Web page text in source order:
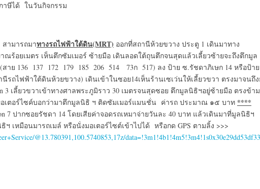
าษีได้ ในวันกิจกรรม
ามารถมาทางรถไฟฟ้าใต้ดิน(MRT) ออกที่สถานีห้วยขวาง ประตู 1 เดินมาทาง
ณร้อยเมตร เห็นตึกซัมเมอร์ ซ้ายมือ เดินลอดใต้ถุนตึกจนสุดแล้วเลี้ยวซ้ายจะถึงตึกมูล
(สาย 136 137 172 179 185 206 514 73ก 517) ลง ป้าย ซ.รัชดาภิเษก 14 หรือป้าย
ถไฟฟ้าใต้ดินห้วยขวาง) เดินเข้าในซอย14เห็นร้านเซเว่นให้เลี้ยวขวา ตรงมาจนถึง
3 เลี้ยวขวาเข้าทางศาลพระภูมิราว 30 เมตรจนสุดซอย ตึกมูลนิธิฯอยู่ซ้ายมือ ตรงข้าม
เตอร์ไซค์บอกว่ามาตึกมูลนิธิ ฯ ติดซัมเมอร์แมนชั่น ค่ารถ ประมาณ ๑๕ บาท ****
7 ปากซอยรัชดา 14 โดยเสียค่าจอดรถเหมาจ่ายวันละ 40 บาท แล้วเดินมาที่มูลนิธิฯ
เหมือนมารถเมล์ หรือนั่งมอเตอร์ไซต์เข้าไปได้ หรือกด GPS ตามลิ้ง >>>
@13.780391,100.5740853,17z/